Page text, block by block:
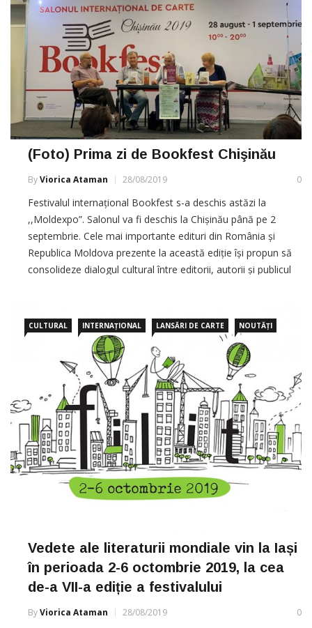
(Foto) Prima zi de Bookfest Chişinău
ByViorica Ataman 28/08/2019 0
Festivalul internațional Bookfest s-a deschis astăzi la
,,Moldexpo”. Salonul va fi deschis la Chișinău până pe 2
septembrie. Cele mai importante edituri din România și
Republica Moldova prezente la această ediție își propun să
consolideze dialogul cultural între editorii, autorii și publicul
CULTURAL INTERNAȚIONAL LANSĂRI DE CARTE NOUTĂȚI
Vedete ale literaturii mondiale vin la Iași
în perioada 2-6 octombrie 2019, la cea
de-a VII-a ediție a festivalului
ByViorica Ataman 28/08/2019 0